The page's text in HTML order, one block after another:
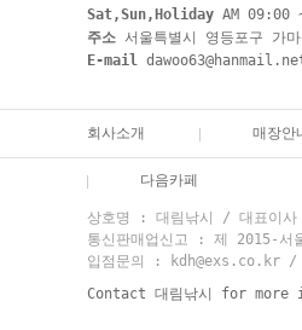
Sat,Sun,Holiday AM 09:00
주소 서울특별시 영등포구 가
E-mail
회사소개 매장안
다음카페
상호명 : 대림낚시 / 대표이
통신판매업신고 : 제 2015-
입점문의 : kdh@exs.co.kr /
Contact 대림낚시 for